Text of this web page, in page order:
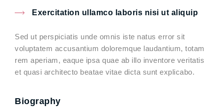
Exercitation ullamco laboris nisi ut aliquip
Sed ut perspiciatis unde omnis iste natus error sit
voluptatem accusantium doloremque laudantium, totam
rem aperiam, eaque ipsa quae ab illo inventore veritatis
et quasi architecto beatae vitae dicta sunt explicabo.
Biography